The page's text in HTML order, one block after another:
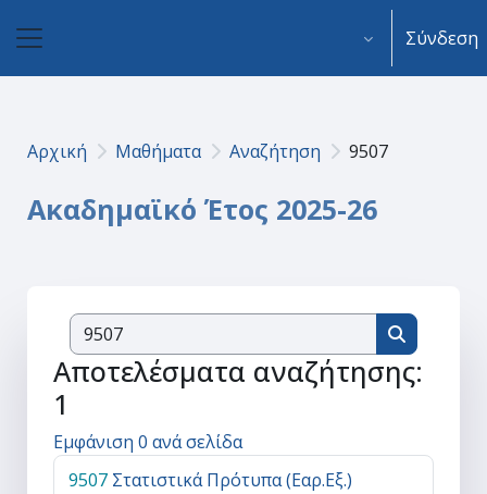
Σύνδεση
Αρχική Μαθήματα Αναζήτηση 9507
Ακαδημαϊκό Έτος 2025-26
Αναζήτηση
Αποτελέσματα αναζήτησης:
1
Εμφάνιση 0 ανά σελίδα
9507 Στατιστικά Πρότυπα (Εαρ.Εξ.)